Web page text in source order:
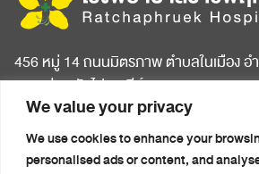
We value your privacy
We use cookies to enhance your
personalised ads or content, and
456 หมู่ 14 ถนนมิตรภาพ ตำบลในเมือง อำ
ขอนแก่น รหัสไปรษณีย์ 40000
หน้าแรก
เกี่ยวกับโรงพยาบาล
บทความ
ข่าวประ